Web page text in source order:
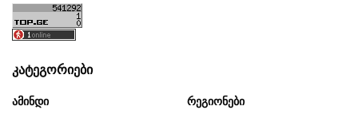
კატეგორიები
Ამინდი
Რეგიონები